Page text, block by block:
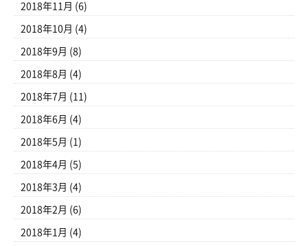
2018年11月 (6)
2018年10月 (4)
2018年9月 (8)
2018年8月 (4)
2018年7月 (11)
2018年6月 (4)
2018年5月 (1)
2018年4月 (5)
2018年3月 (4)
2018年2月 (6)
2018年1月 (4)